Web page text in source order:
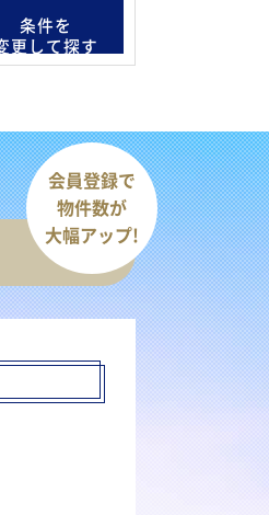
条件を
更して探す
会員登録で
物件数が
大幅アップ!